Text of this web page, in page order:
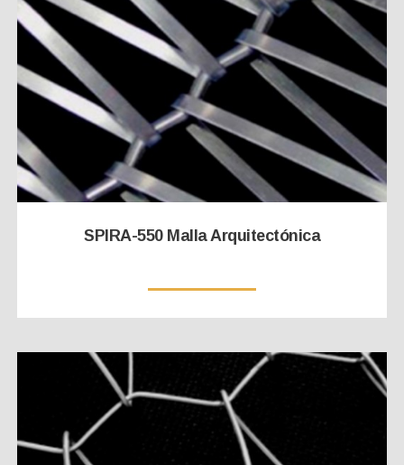
SPIRA-550 Malla Arquitectónica